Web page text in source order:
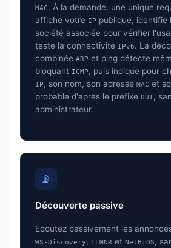
MAC. À la demande, une unique
affiche votre IP publique, identifie
société associée pour vérifier
teste la connectivité IPv6. La
combinée ARP et ping détecte
bloquant ICMP, puis indique pour
IP, son nom, son adresse MAC et
probable d'après le préfixe OUI,
administrateur.
📡
Découverte passive
Écoutez passivement les
WS-Discovery, LLMNR et NetBIOS,